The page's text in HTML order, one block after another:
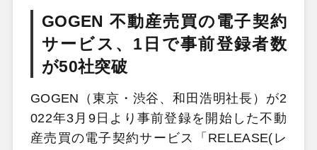
GOGEN 不動産売買の電子契約
サービス、1日で事前登録者数
が50社突破
GOGEN（東京・渋谷、和田浩明社長）が2
022年3月9日より事前登録を開始した不動
産売買の電子契約サービス「RELEASE(レ